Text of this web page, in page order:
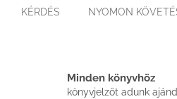
KÉRDÉS NYOMON
Minden könyvhöz
könyvjelzőt adunk